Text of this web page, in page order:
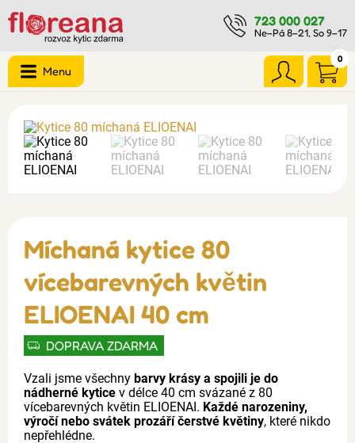
723 000 027
Ne–Pá 8–21, So 9–17
0
Menu
Míchaná kytice 80
vícebarevných květin
ELIOENAI 40 cm
DOPRAVA ZDARMA
Vzali jsme všechny barvy krásy a spojili je do
nádherné kytice v délce 40 cm svázané z 80
vícebarevných květin ELIOENAI. Každé narozeniny,
výročí nebo svátek prozáří čerstvé květiny, které nikdo
nepřehlédne.